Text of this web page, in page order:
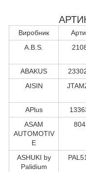
Виробник
A.B.S.
ABAKUS
AISIN
APlus
ASAM
AUTOMOTIV
E
ASHUKI by
Palidium